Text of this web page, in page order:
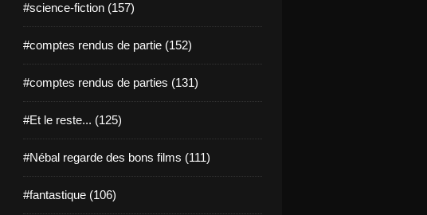
#science-fiction (157)
#comptes rendus de partie (152)
#comptes rendus de parties (131)
#Et le reste... (125)
#Nébal regarde des bons films (111)
#fantastique (106)